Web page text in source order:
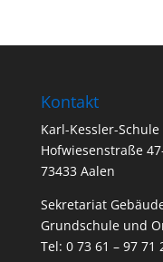
Kontakt
Karl-Kessler-Schule
Hofwiesenstraße
73433 Aalen
Sekretariat
Grundschule und
Tel: 0 73 61 – 97 71